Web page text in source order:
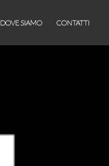
DOVE SIAMO CONTATTI